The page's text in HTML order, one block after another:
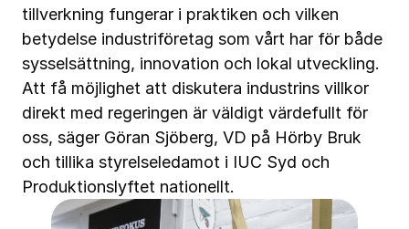
tillverkning fungerar i praktiken och vilken
betydelse industriföretag som vårt har för både
sysselsättning, innovation och lokal utveckling.
Att få möjlighet att diskutera industrins villkor
direkt med regeringen är väldigt värdefullt för
oss, säger Göran Sjöberg, VD på Hörby Bruk
och tillika styrelseledamot i IUC Syd och
Produktionslyftet nationellt.